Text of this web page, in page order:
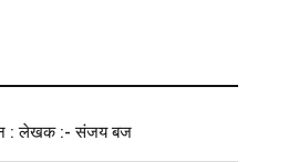
: लेखक :- संजय बज